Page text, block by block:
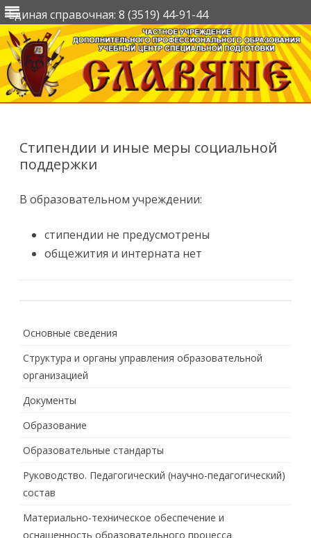
Единая справочная: 8 (3519) 44-91-44
Стипендии и иные меры социальной
поддержки
В образовательном учреждении:
стипендии не предусмотрены
общежития и интерната нет
Основные сведения
Структура и органы управления образовательной
организацией
Документы
Образование
Образовательные стандарты
Руководство. Педагогический (научно-педагогический)
состав
Материально-техническое обеспечение и
оснащенность образовательного процесса